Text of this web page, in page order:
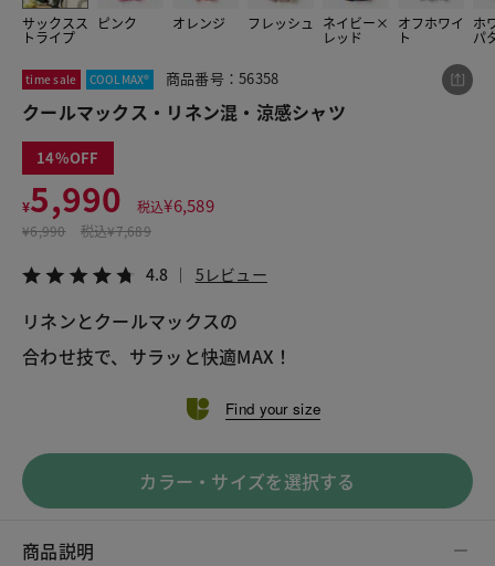
サックスス
トライプ
ピンク オレンジ フレッシュ ネイビー×
レッド
オフホワイ
ト
ホ
パ
time sale COOLMAX® 商品番号：56358
クールマックス・リネン混・涼感シャツ
14
¥5,990 税込¥6,589
¥6,990 税込¥7,689
4.8 5レビュー
リネンとクールマックスの
合わせ技で、サラッと快適MAX！
Find your size
カラー・サイズを選択する
商品説明
この商品をシェアする
クールマックス・リネン混・涼感シャツ
¥5,990
税込¥6,589
LINE X